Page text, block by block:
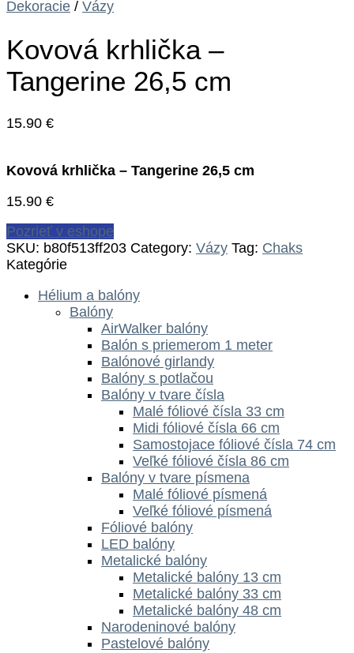
Dekoracie / Vázy
Kovová krhlička –
Tangerine 26,5 cm
15.90 €
Kovová krhlička – Tangerine 26,5 cm
15.90 €
Pozrieť v eshope
SKU: b80f513ff203 Category: Vázy Tag: Chaks
Kategórie
Hélium a balóny
Balóny
AirWalker balóny
Balón s priemerom 1 meter
Balónové girlandy
Balóny s potlačou
Balóny v tvare čísla
Malé fóliové čísla 33 cm
Midi fóliové čísla 66 cm
Samostojace fóliové čísla 74 cm
Veľké fóliové čísla 86 cm
Balóny v tvare písmena
Malé fóliové písmená
Veľké fóliové písmená
Fóliové balóny
LED balóny
Metalické balóny
Metalické balóny 13 cm
Metalické balóny 33 cm
Metalické balóny 48 cm
Narodeninové balóny
Pastelové balóny